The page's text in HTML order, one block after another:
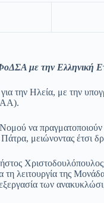
με την Ελληνική
την Ηλεία, με την
να
μειώνοντας έτσι
Χριστοδουλόπουλος,
τη λειτουργία της
των